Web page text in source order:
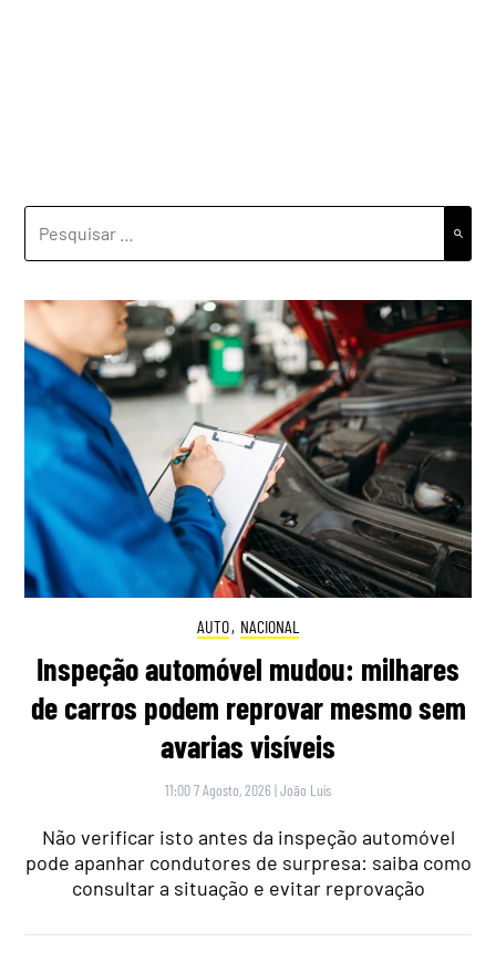
AUTO, NACIONAL
Inspeção automóvel mudou: milhares
de carros podem reprovar mesmo sem
avarias visíveis
11:00 7 Agosto, 2026 |João Luís
Não verificar isto antes da inspeção automóvel
pode apanhar condutores de surpresa: saiba como
consultar a situação e evitar reprovação